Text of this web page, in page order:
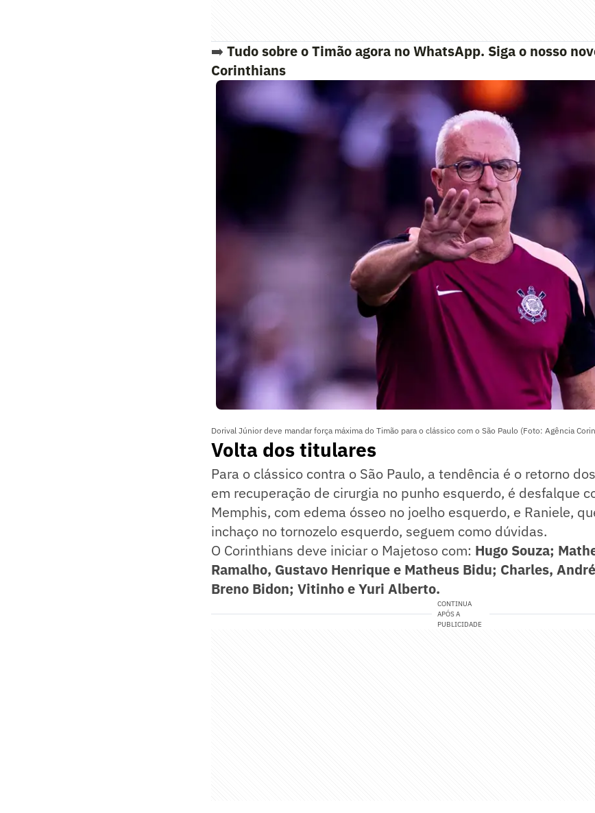
➡️ Tudo sobre o Timão agora no WhatsApp. Siga o nosso
Corinthians
Dorival Júnior deve mandar força máxima do Timão para o clássico com o São Paulo (Foto: Agência
Volta dos titulares
Para o clássico contra o São Paulo, a tendência é o retorno
em recuperação de cirurgia no punho esquerdo, é desfalque
Memphis, com edema ósseo no joelho esquerdo, e Raniele,
inchaço no tornozelo esquerdo, seguem como dúvidas.
O Corinthians deve iniciar o Majetoso com: Hugo Souza;
Ramalho, Gustavo Henrique e Matheus Bidu; Charles,
Breno Bidon; Vitinho e Yuri Alberto.
CONTINUA
APÓS A
PUBLICIDADE